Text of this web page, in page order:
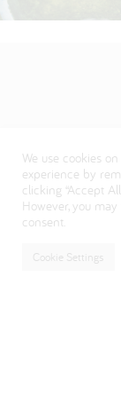
We use cookies
experience by
clicking “Accept
However, you
consent.
Cookie Settings